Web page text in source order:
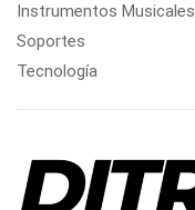
Instrumentos Musicales
Soportes
Tecnología